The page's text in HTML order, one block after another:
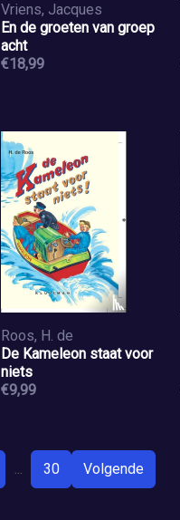
Vriens, Jacques
En de groeten van groep
acht
€18,99
Roos, H. de
De Kameleon staat voor
niets
€9,99
... 30 Volgende